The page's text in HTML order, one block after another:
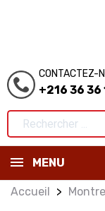
CONTACTEZ-
+216 36 36
MENU
Accueil Montre